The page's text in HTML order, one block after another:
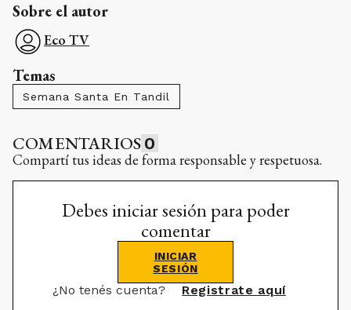
Sobre el autor
Eco TV
Temas
Semana Santa En Tandil
COMENTARIOS 0
Compartí tus ideas de forma responsable y respetuosa.
Debes iniciar sesión para poder
comentar
INICIAR
SESIÓN
¿No tenés cuenta? Registrate aquí